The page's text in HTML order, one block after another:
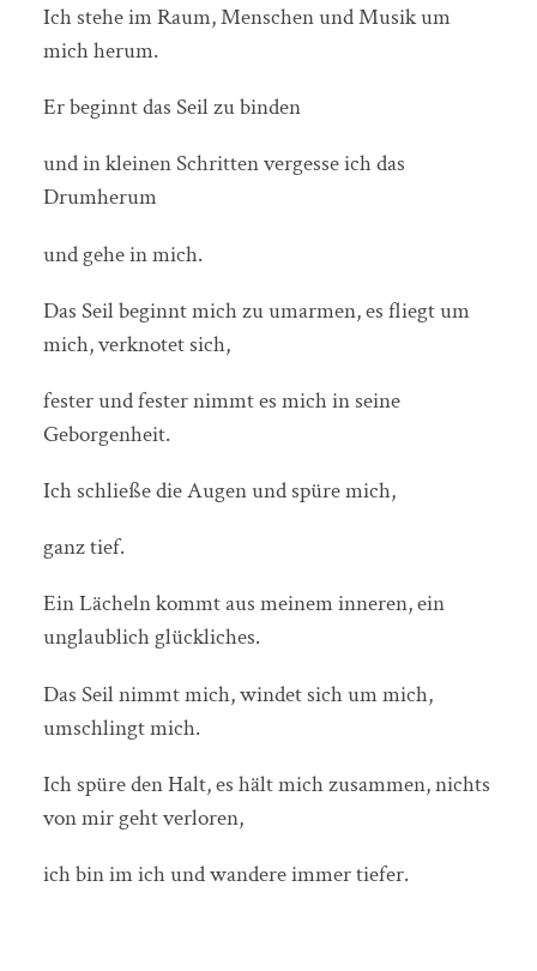
Ich stehe im Raum, Menschen und Musik um
mich herum.
Er beginnt das Seil zu binden
und in kleinen Schritten vergesse ich das
Drumherum
und gehe in mich.
Das Seil beginnt mich zu umarmen, es fliegt um
mich, verknotet sich,
fester und fester nimmt es mich in seine
Geborgenheit.
Ich schließe die Augen und spüre mich,
ganz tief.
Ein Lächeln kommt aus meinem inneren, ein
unglaublich glückliches.
Das Seil nimmt mich, windet sich um mich,
umschlingt mich.
Ich spüre den Halt, es hält mich zusammen, nichts
von mir geht verloren,
ich bin im ich und wandere immer tiefer.